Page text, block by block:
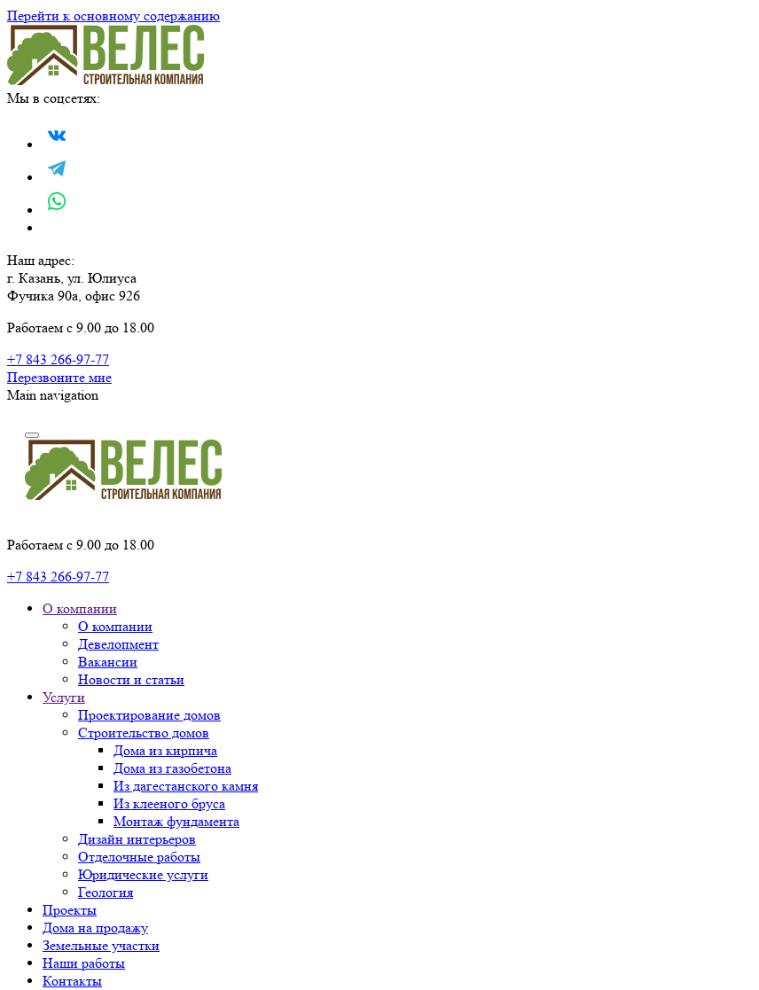
Перейти к основному содержанию
Мы в соцсетях:
Наш адрес:
г. Казань, ул. Юлиуса
Фучика 90а, офис 926
Работаем с 9.00 до 18.00
+7 843 266-97-77
Перезвоните мне
Main navigation
Работаем с 9.00 до 18.00
+7 843 266-97-77
О компании
О компании
Девелопмент
Вакансии
Новости и статьи
Услуги
Проектирование домов
Строительство домов
Дома из кирпича
Дома из газобетона
Из дагестанского камня
Из клееного бруса
Монтаж фундамента
Дизайн интерьеров
Отделочные работы
Юридические услуги
Геология
Проекты
Дома на продажу
Земельные участки
Наши работы
Контакты